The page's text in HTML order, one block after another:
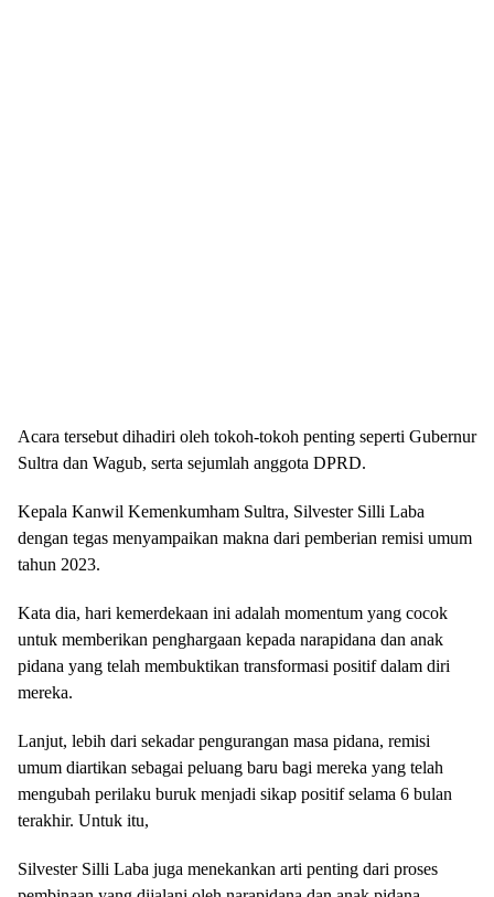
Acara tersebut dihadiri oleh tokoh-tokoh penting seperti Gubernur
Sultra dan Wagub, serta sejumlah anggota DPRD.
Kepala Kanwil Kemenkumham Sultra, Silvester Silli Laba
dengan tegas menyampaikan makna dari pemberian remisi umum
tahun 2023.
Kata dia, hari kemerdekaan ini adalah momentum yang cocok
untuk memberikan penghargaan kepada narapidana dan anak
pidana yang telah membuktikan transformasi positif dalam diri
mereka.
Lanjut, lebih dari sekadar pengurangan masa pidana, remisi
umum diartikan sebagai peluang baru bagi mereka yang telah
mengubah perilaku buruk menjadi sikap positif selama 6 bulan
terakhir. Untuk itu,
Silvester Silli Laba juga menekankan arti penting dari proses